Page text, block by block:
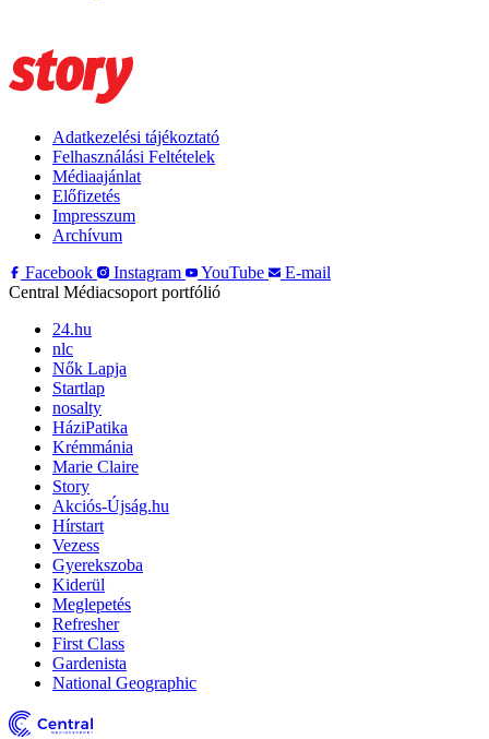
Adatkezelési tájékoztató
Felhasználási Feltételek
Médiaajánlat
Előfizetés
Impresszum
Archívum
Facebook
Instagram YouTube
E-mail
Central Médiacsoport portfólió
24.hu
nlc
Nők Lapja
Startlap
nosalty
HáziPatika
Krémmánia
Marie Claire
Story
Akciós-Újság.hu
Hírstart
Vezess
Gyerekszoba
Kiderül
Meglepetés
Refresher
First Class
Gardenista
National Geographic